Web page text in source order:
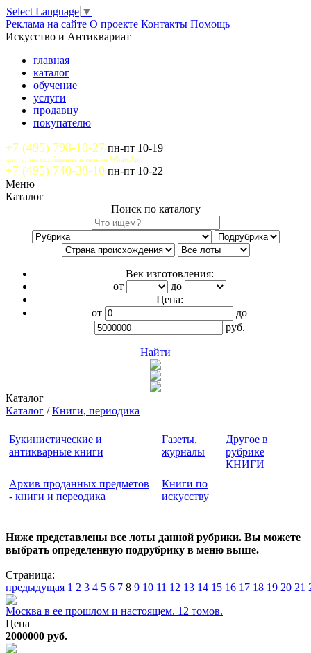
Select Language ▼
Реклама на сайте О проекте Контакты Помощь
Искусство и Антиквариат
главная
каталог
обучение
услуги
продавцу
покупателю
+7 (495) 798-10-27 пн-пт 10-19
доступны сообщения и звонки WhatsApp
+7 (495) 740-38-10 пн-пт 10-22
Меню
Каталог
Поиск по каталогу
Век изготовления:
от
до
Цена:
от
до
руб.
Найти
Каталог
Каталог /Книги, периодика
Букинистические и
антикварные книги
Газеты,
журналы
Другое в
рубрике
КНИГИ
Архив проданных предметов
- книги и переодика
Книги по
искусству
Ниже представлены все лоты данной рубрики. Вы можете
выбрать определенную подрубрику в меню выше.
Страница:
предыдущая 1 2 3 4 5 6 7 8 9 10 11 12 13 14 15 16 17 18 19 20 21
Москва в ее прошлом и настоящем. 12 томов.
Цена
2000000 руб.